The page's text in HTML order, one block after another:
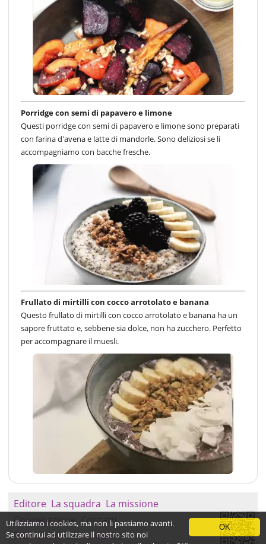
Porridge con semi di papavero e limone
Questi porridge con semi di papavero e limone sono preparati
con farina d'avena e latte di mandorle. Sono deliziosi se li
accompagniamo con bacche fresche.
Frullato di mirtilli con cocco arrotolato e banana
Questo frullato di mirtilli con cocco arrotolato e banana ha un
sapore fruttato e, sebbene sia dolce, non ha zucchero. Perfetto
per accompagnare il muesli.
Editore La squadra La missione
Cooperazione Contatti
Protezione dei contenuti
OK
Utilizziamo i cookies, ma non li passiamo avanti.
Se continui ad utilizzare il nostro sito noi